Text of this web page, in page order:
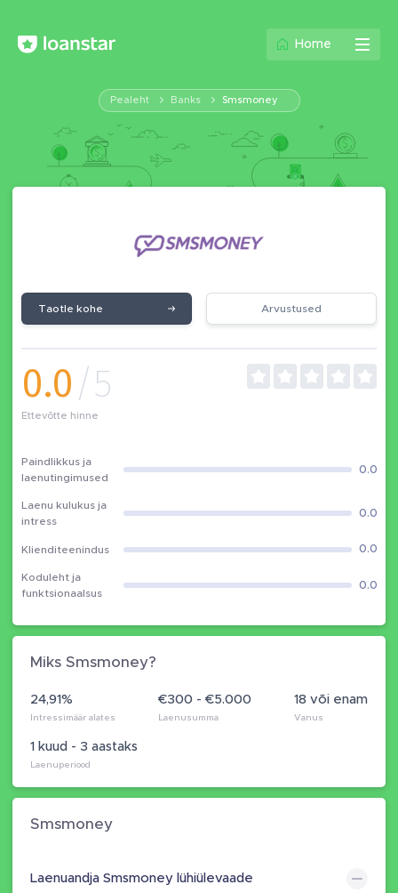
Home
Pealeht Banks Smsmoney
Taotle kohe Arvustused
0.0/5
Ettevõtte hinne
Paindlikkus ja
laenutingimused
0.0
Laenu kulukus ja
intress
0.0
Klienditeenindus 0.0
Koduleht ja
funktsionaalsus
0.0
Miks Smsmoney?
24,91%
Intressimäär alates
€300 - €5.000
Laenusumma
1 kuud - 3 aastaks
Laenuperiood
18 või enam
Vanus
Smsmoney
Laenuandja Smsmoney lühiülevaade